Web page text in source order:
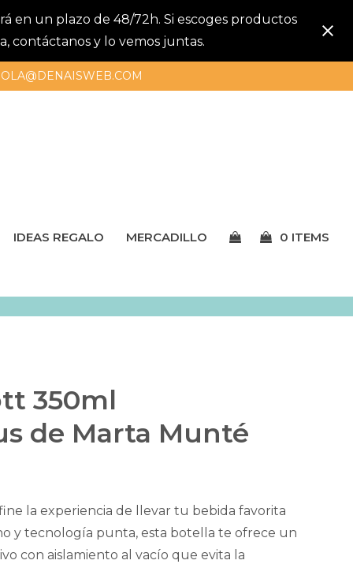
en un plazo de 48/72h. Si escoges productos
contáctanos y lo vemos juntas.
IDEAS REGALO MERCADILLO 0 ITEMS
350ml
de Marta Munté
la experiencia de llevar tu bebida favorita
y tecnología punta, esta botella te ofrece un
con aislamiento al vacío que evita la